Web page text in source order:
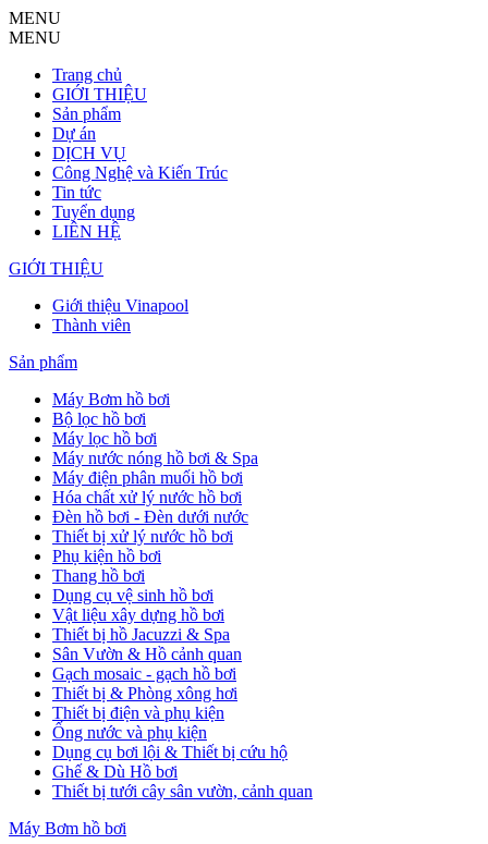
MENU
MENU
Trang chủ
GIỚI THIỆU
Sản phẩm
Dự án
DỊCH VỤ
Công Nghệ và Kiến Trúc
Tin tức
Tuyển dụng
LIÊN HỆ
GIỚI THIỆU
Giới thiệu Vinapool
Thành viên
Sản phẩm
Máy Bơm hồ bơi
Bộ lọc hồ bơi
Máy lọc hồ bơi
Máy nước nóng hồ bơi & Spa
Máy điện phân muối hồ bơi
Hóa chất xử lý nước hồ bơi
Đèn hồ bơi - Đèn dưới nước
Thiết bị xử lý nước hồ bơi
Phụ kiện hồ bơi
Thang hồ bơi
Dụng cụ vệ sinh hồ bơi
Vật liệu xây dựng hồ bơi
Thiết bị hồ Jacuzzi & Spa
Sân Vườn & Hồ cảnh quan
Gạch mosaic - gạch hồ bơi
Thiết bị & Phòng xông hơi
Thiết bị điện và phụ kiện
Ống nước và phụ kiện
Dụng cụ bơi lội & Thiết bị cứu hộ
Ghế & Dù Hồ bơi
Thiết bị tưới cây sân vườn, cảnh quan
Máy Bơm hồ bơi